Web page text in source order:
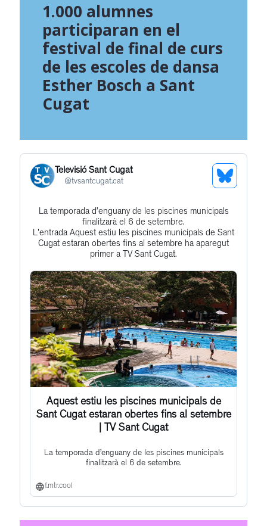
1.000 alumnes
participaran en el
festival de final de curs
de les escoles de dansa
Esther Bosch a Sant
Cugat
Televisió Sant Cugat
@tvsantcugat.cat
See
Profile
Get
to
this
La temporada d’enguany de les piscines municipals
finalitzarà el 6 de setembre.
L'entrada Aquest estiu les piscines municipals de Sant
Cugat estaran obertes fins al setembre ha aparegut
primer a TV Sant Cugat.
Aquest estiu les piscines municipals de
Sant Cugat estaran obertes fins al setembre
| TV Sant Cugat
La temporada d’enguany de les piscines municipals
finalitzarà el 6 de setembre.
f.mtr.cool